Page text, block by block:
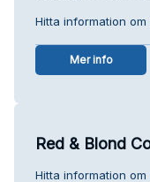
Hitta information
Mer info
Red & Blond
Hitta information